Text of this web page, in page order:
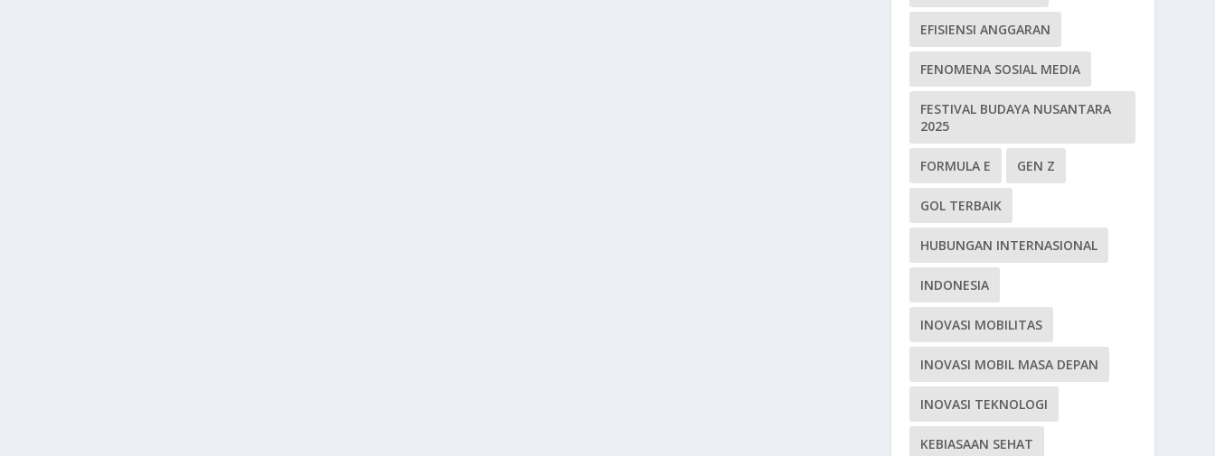
EFISIENSI ANGGARAN
FENOMENA SOSIAL MEDIA
FESTIVAL BUDAYA NUSANTARA
2025
FORMULA E GEN Z
GOL TERBAIK
HUBUNGAN INTERNASIONAL
INDONESIA
INOVASI MOBILITAS
INOVASI MOBIL MASA DEPAN
INOVASI TEKNOLOGI
KEBIASAAN SEHAT